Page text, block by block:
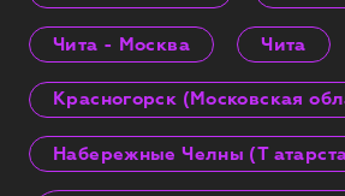
Чита - Москва Чита
Красногорск (Московская
Набережные Челны (Т